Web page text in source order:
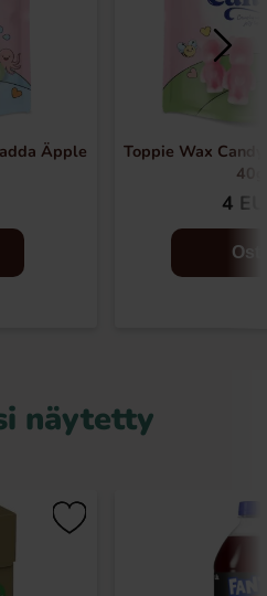
Äpple
Toppie Wax
40g
4
näytetty